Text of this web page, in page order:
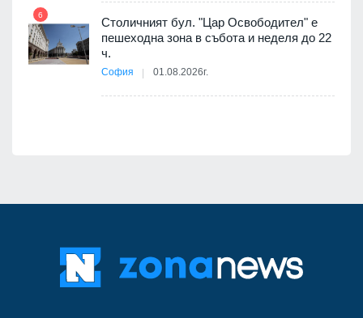
6
Столичният бул. "Цар Освободител" е
пешеходна зона в събота и неделя до 22
ч.
София 01.08.2026г.